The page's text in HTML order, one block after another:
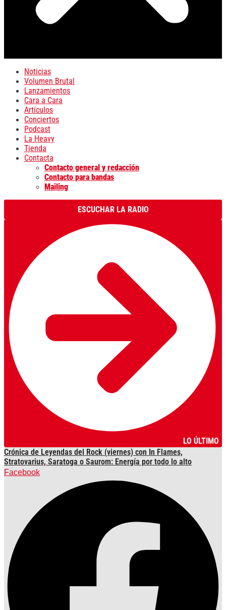
Noticias
Volumen Brutal
Lanzamientos
Cara a Cara
Artículos
Conciertos
Podcast
La Heavy
Tienda
Contacta
Contacto general y redacción
Contacto para bandas
Mailing
ESCUCHAR LA RADIO
LO ÚLTIMO
Crónica de Leyendas del Rock (viernes) con In Flames,
Stratovarius, Saratoga o Saurom: Energía por todo lo alto
Facebook